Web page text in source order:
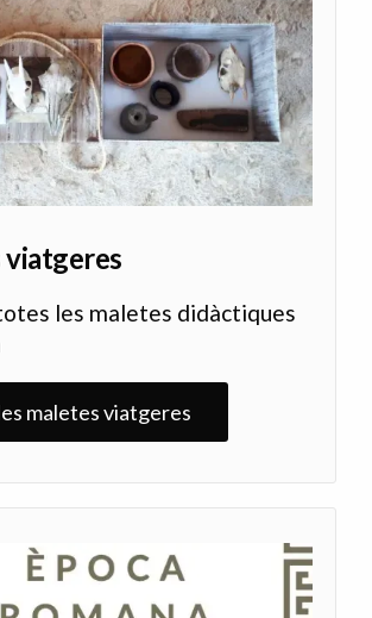
les maletes didàctiques
maletes viatgeres